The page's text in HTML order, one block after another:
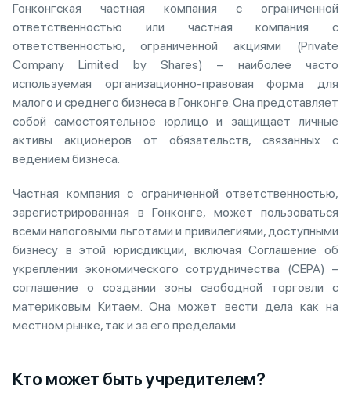
Гонконгская частная компания с ограниченной
ответственностью или частная компания с
ответственностью, ограниченной акциями (Private
Company Limited by Shares) – наиболее часто
используемая организационно-правовая форма для
малого и среднего бизнеса в Гонконге. Она представляет
собой самостоятельное юрлицо и защищает личные
активы акционеров от обязательств, связанных с
ведением бизнеса.
Частная компания с ограниченной ответственностью,
зарегистрированная в Гонконге, может пользоваться
всеми налоговыми льготами и привилегиями, доступными
бизнесу в этой юрисдикции, включая Соглашение об
укреплении экономического сотрудничества (CEPA) –
соглашение о создании зоны свободной торговли с
материковым Китаем. Она может вести дела как на
местном рынке, так и за его пределами.
Кто может быть учредителем?